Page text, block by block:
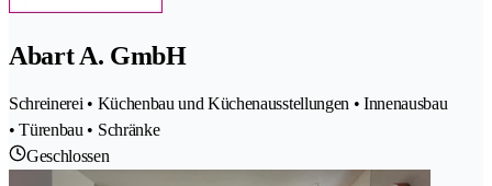
Abart A. GmbH
Schreinerei • Küchenbau und Küchenausstellungen • Innenausbau
• Türenbau • Schränke
Geschlossen